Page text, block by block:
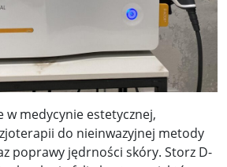
w medycynie estetycznej,
do nieinwazyjnej metody
poprawy jędrności skóry. Storz D-